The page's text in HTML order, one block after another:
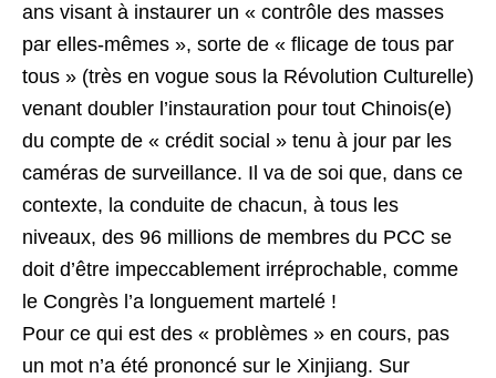
ans visant à instaurer un « contrôle des masses
par elles-mêmes », sorte de « flicage de tous par
tous » (très en vogue sous la Révolution Culturelle)
venant doubler l’instauration pour tout Chinois(e)
du compte de « crédit social » tenu à jour par les
caméras de surveillance. Il va de soi que, dans ce
contexte, la conduite de chacun, à tous les
niveaux, des 96 millions de membres du PCC se
doit d’être impeccablement irréprochable, comme
le Congrès l’a longuement martelé !
Pour ce qui est des « problèmes » en cours, pas
un mot n’a été prononcé sur le Xinjiang. Sur